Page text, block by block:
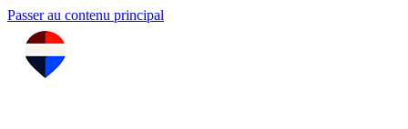
Passer au contenu principal